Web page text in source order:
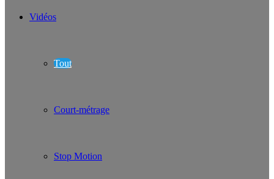
Vidéos
Tout
Court-métrage
Stop Motion